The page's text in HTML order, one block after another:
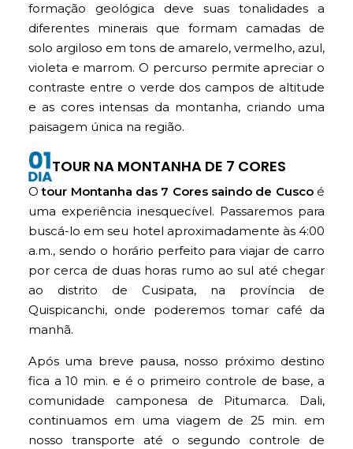
formação geológica deve suas tonalidades a
diferentes minerais que formam camadas de
solo argiloso em tons de amarelo, vermelho, azul,
violeta e marrom. O percurso permite apreciar o
contraste entre o verde dos campos de altitude
e as cores intensas da montanha, criando uma
paisagem única na região.
TOUR NA MONTANHA DE 7 CORES
Otour Montanha das 7 Cores saindo de Cuscoé
uma experiência inesquecível. Passaremos para
buscá-lo em seu hotel aproximadamente às 4:00
a.m., sendo o horário perfeito para viajar de carro
por cerca de duas horas rumo ao sul até chegar
ao distrito de Cusipata, na província de
Quispicanchi, onde poderemos tomar café da
manhã.
Após uma breve pausa, nosso próximo destino
fica a 10 min. e é o primeiro controle de base, a
comunidade camponesa de Pitumarca. Dali,
continuamos em uma viagem de 25 min. em
nosso transporte até o segundo controle de